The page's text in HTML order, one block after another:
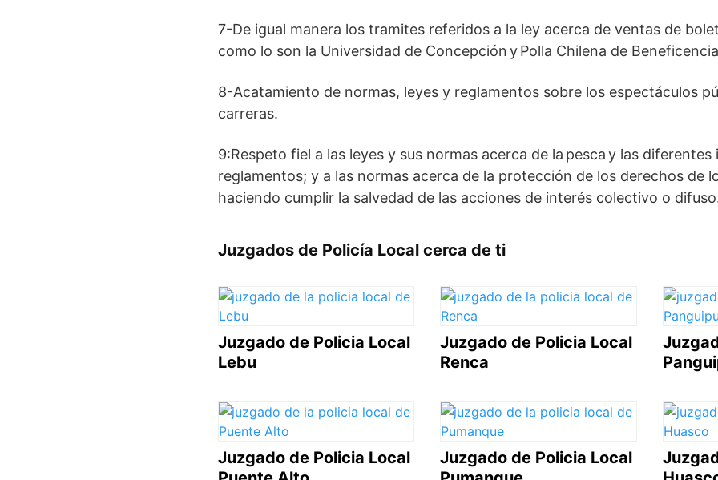
7-De igual manera los tramites referidos a la ley acerca de ventas de
como lo son la Universidad de Concepción y Polla Chilena de
8-Acatamiento de normas, leyes y reglamentos sobre los espectáculos
carreras.
9:Respeto fiel a las leyes y sus normas acerca de la pesca y las diferentes
reglamentos; y a las normas acerca de la protección de los derechos de
haciendo cumplir la salvedad de las acciones de interés colectivo o
Juzgados de Policía Local cerca de ti
Juzgado de Policia Local
Lebu
Juzgado de Policia Local
Renca
Juzgado de Policia Local
Juzgado de Policia Local